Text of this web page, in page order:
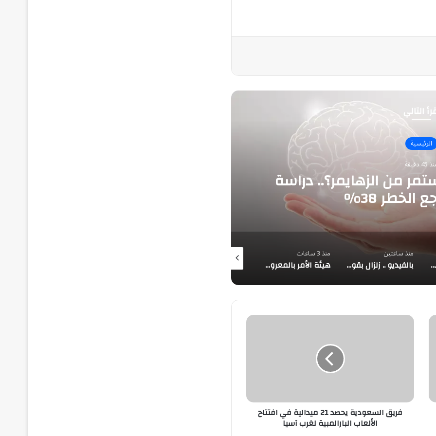
التالي
الرئيسية
دقيقة
من الزهايمر؟.. دراسة
38%
عُمان: مفاوضات الملاحة في مضيق هرمز تتقدم بإيجابية وتحذير من تهديدات السفن
منذ ساعتين
بالفيديو .. زلزال بقوة 6.8 يهز غرفة عمليات في اليابان والطاقم الطبي يواصل الجراحة
منذ 3 ساعات
هيئة الأمر بالمعروف في الباحة تُفعّل الحافلة التوعوية بمهرجان العسل الدولي الثامن عشر
منذ 4 ساعات
فريق
البارالمبية
لغرب فريق السعودية يحصد 21 ميدالية في افتتاح
الألعاب البارالمبية لغرب آسيا